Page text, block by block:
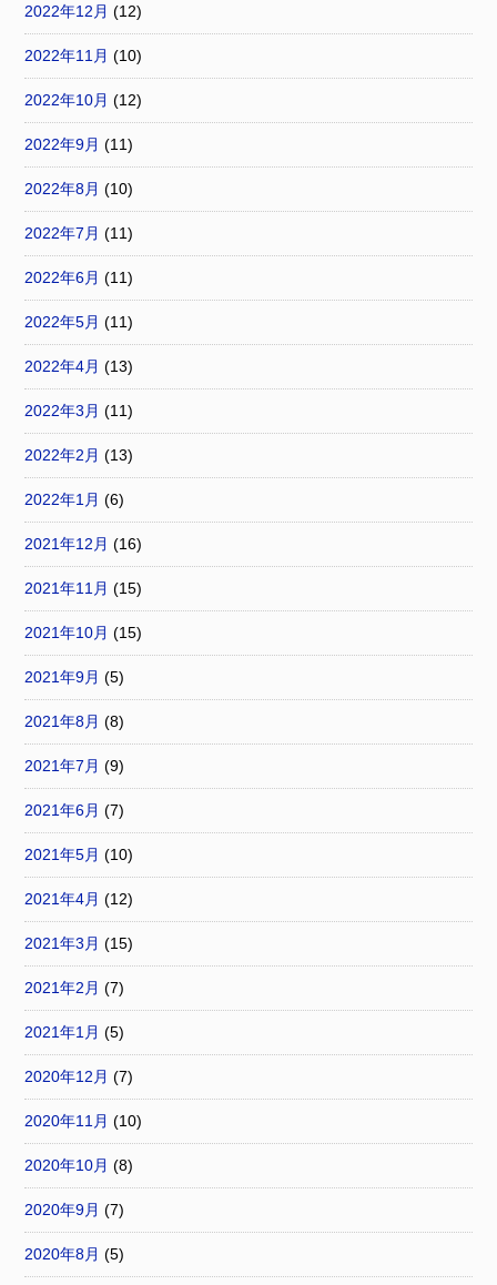
2022年12月 (12)
2022年11月 (10)
2022年10月 (12)
2022年9月 (11)
2022年8月 (10)
2022年7月 (11)
2022年6月 (11)
2022年5月 (11)
2022年4月 (13)
2022年3月 (11)
2022年2月 (13)
2022年1月 (6)
2021年12月 (16)
2021年11月 (15)
2021年10月 (15)
2021年9月 (5)
2021年8月 (8)
2021年7月 (9)
2021年6月 (7)
2021年5月 (10)
2021年4月 (12)
2021年3月 (15)
2021年2月 (7)
2021年1月 (5)
2020年12月 (7)
2020年11月 (10)
2020年10月 (8)
2020年9月 (7)
2020年8月 (5)